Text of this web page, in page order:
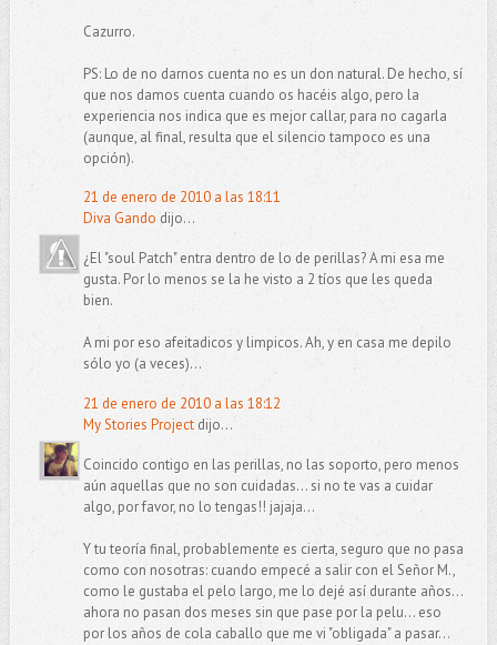
Cazurro.
PS: Lo de no darnos cuenta no es un don natural. De hecho, sí
que nos damos cuenta cuando os hacéis algo, pero la
experiencia nos indica que es mejor callar, para no cagarla
(aunque, al final, resulta que el silencio tampoco es una
opción).
21 de enero de 2010 a las 18:11
Diva Gando dijo...
¿El "soul Patch" entra dentro de lo de perillas? A mi esa me
gusta. Por lo menos se la he visto a 2 tíos que les queda
bien.
A mi por eso afeitadicos y limpicos. Ah, y en casa me depilo
sólo yo (a veces)...
21 de enero de 2010 a las 18:12
My Stories Projectdijo...
Coincido contigo en las perillas, no las soporto, pero menos
aún aquellas que no son cuidadas... si no te vas a cuidar
algo, por favor, no lo tengas!! jajaja...
Y tu teoría final, probablemente es cierta, seguro que no pasa
como con nosotras: cuando empecé a salir con el Señor M.,
como le gustaba el pelo largo, me lo dejé así durante años...
ahora no pasan dos meses sin que pase por la pelu... eso
por los años de cola caballo que me vi "obligada" a pasar...